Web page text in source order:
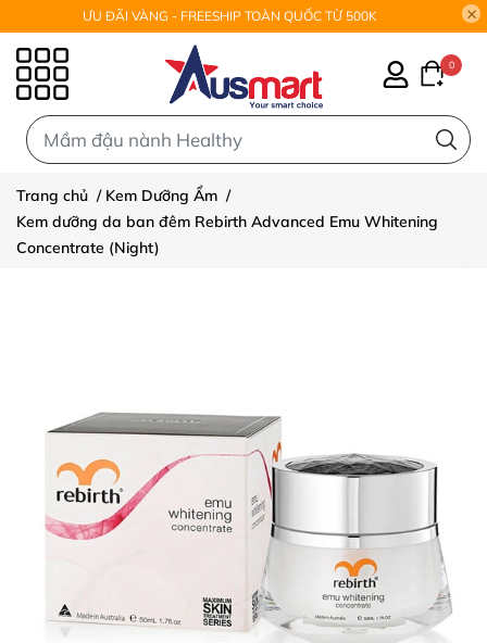
ƯU ĐÃI VÀNG - FREESHIP TOÀN QUỐC TỪ 500K
0
Trang chủ / Kem Dưỡng Ẩm /
Kem dưỡng da ban đêm Rebirth Advanced Emu Whitening
Concentrate (Night)